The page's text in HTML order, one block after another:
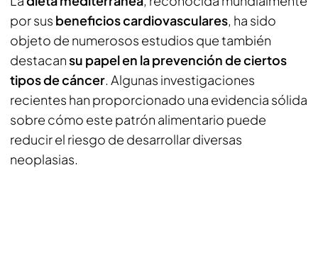
por sus beneficios cardiovasculares, ha sido
objeto de numerosos estudios que también
destacansu papel en la prevención de ciertos
tipos de cáncer. Algunas investigaciones
recientes han proporcionado una evidencia sólida
sobre cómo este patrón alimentario puede
reducir el riesgo de desarrollar diversas
neoplasias.